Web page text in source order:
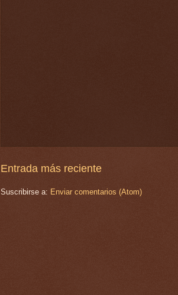
Entrada más reciente
Suscribirse a: Enviar comentarios (Atom)